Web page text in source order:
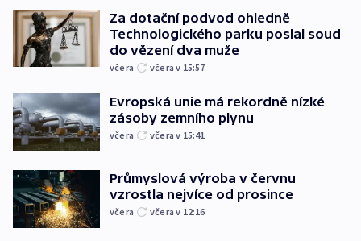
Za dotační podvod ohledně
Technologického parku poslal soud
do vězení dva muže
včera včera v 15:57
Evropská unie má rekordně nízké
zásoby zemního plynu
včera včera v 15:41
Průmyslová výroba v červnu
vzrostla nejvíce od prosince
včera včera v 12:16